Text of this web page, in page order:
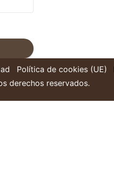
Política de cookies (UE)
derechos reservados.